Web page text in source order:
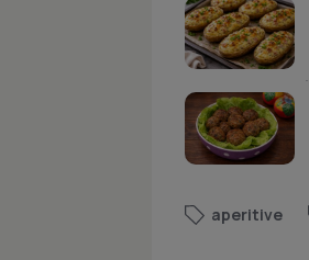
aperitive